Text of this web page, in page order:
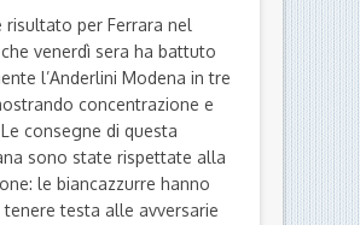
risultato per Ferrara nel
venerdì sera ha battuto
l’Anderlini Modena in tre
concentrazione e
consegne di questa
sono state rispettate alla
le biancazzurre hanno
tenere testa alle avversarie